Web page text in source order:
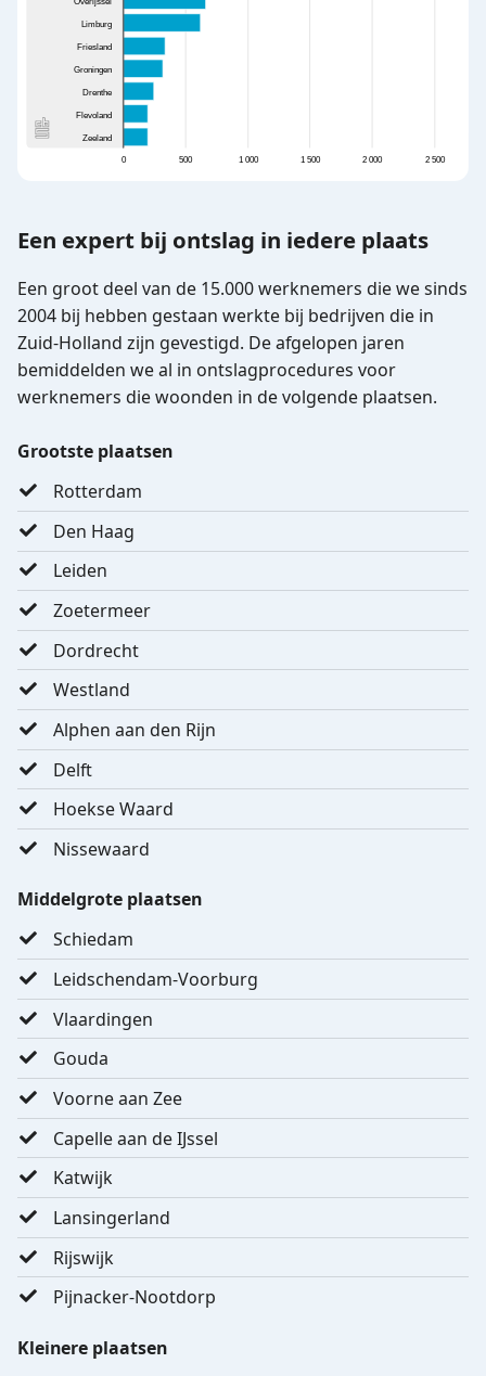
Een expert bij ontslag in iedere plaats
Een groot deel van de 15.000 werknemers die we sinds
2004 bij hebben gestaan werkte bij bedrijven die in
Zuid-Holland zijn gevestigd. De afgelopen jaren
bemiddelden we al in ontslagprocedures voor
werknemers die woonden in de volgende plaatsen.
Grootste plaatsen
Rotterdam
Den Haag
Leiden
Zoetermeer
Dordrecht
Westland
Alphen aan den Rijn
Delft
Hoekse Waard
Nissewaard
Middelgrote plaatsen
Schiedam
Leidschendam-Voorburg
Vlaardingen
Gouda
Voorne aan Zee
Capelle aan de IJssel
Katwijk
Lansingerland
Rijswijk
Pijnacker-Nootdorp
Kleinere plaatsen